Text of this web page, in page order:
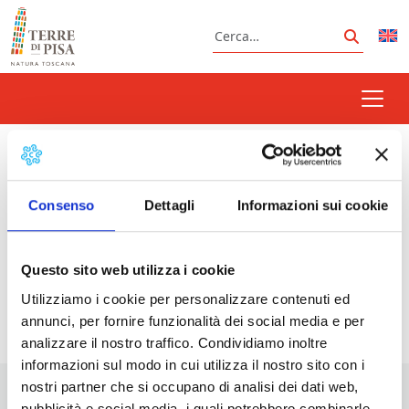
Consenso Dettagli Informazioni sui cookie
Questo sito web utilizza i cookie
Utilizziamo i cookie per personalizzare contenuti ed
annunci, per fornire funzionalità dei social media e per
analizzare il nostro traffico. Condividiamo inoltre
informazioni sul modo in cui utilizza il nostro sito con i
nostri partner che si occupano di analisi dei dati web,
Vai al contenuto
Cerca
Cerca
zuppa
Prossimi eventi
<li>Non ci sono eventi con questo tag</li>